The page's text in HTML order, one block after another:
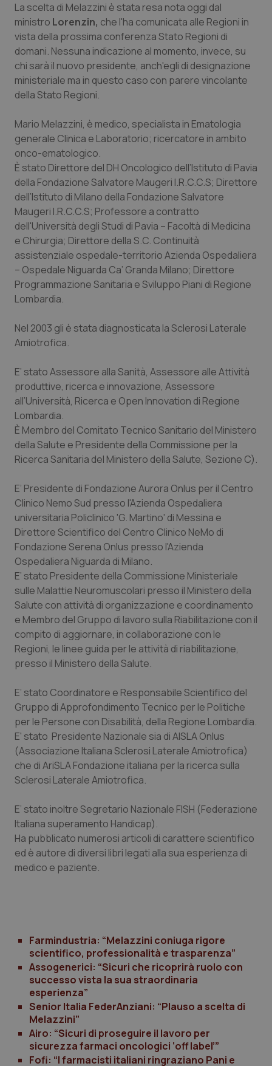
Campania
Emilia-Romagna
Friuli Venezia Giulia
Liguria
Lombardia
Marche
Molise
Piemonte
Provincia Autonoma di Bolzano
Provincia Autonoma di Trento
Puglia
Sardegna
Sicilia
Toscana
Umbria
Valle D’Aosta
Veneto
Car-T
Colesterolo & coronaropatie
Dermatite Atopica
Disturbi dell’umore
Dolore
Donna & Salute
Epatiti
HIV
Infezioni & Febbre
Ipertensione & Scompenso
Malattie rare
Malattia di Crohn & Rettocolite Ulcerosa
Neuroscienze & patologie neurodegenerative
Obesità
Oftalmologia
Oncodermatologia
Oncoematologia
Oncologia & Nutrizione
Psoriasi & pelle
Quotidiano Cardiologia
Quotidiano Oncologia
Quotidiano Pediatria
Rene & patologie urogenitali
Salute orale & impianti
Sangue & coagulazione
Tiroide
Tumore ovarico
Tumori del Polmone & Testa Collo
Tumori gastrointestinali
Ulcera & Reflusso
Vaccini
La scelta di Melazzini è stata resa nota oggi dal
ministro Lorenzin, che l'ha comunicata alle Regioni in
vista della prossima conferenza Stato Regioni di
domani. Nessuna indicazione al momento, invece, su
chi sarà il nuovo presidente, anch'egli di designazione
ministeriale ma in questo caso con parere vincolante
della Stato Regioni.
Mario Melazzini, è medico, specialista in Ematologia
generale Clinica e Laboratorio; ricercatore in ambito
onco-ematologico.
È stato Direttore del DH Oncologico dell’Istituto di Pavia
della Fondazione Salvatore Maugeri I.R.C.C.S; Direttore
dell’Istituto di Milano della Fondazione Salvatore
Maugeri I.R.C.C.S; Professore a contratto
dell'Università degli Studi di Pavia – Facoltà di Medicina
e Chirurgia; Direttore della S.C. Continuità
assistenziale ospedale-territorio Azienda Ospedaliera
– Ospedale Niguarda Ca’ Granda Milano; Direttore
Programmazione Sanitaria e Sviluppo Piani di Regione
Lombardia.
Nel 2003 gli è stata diagnosticata la Sclerosi Laterale
Amiotrofica.
E’ stato Assessore alla Sanità, Assessore alle Attività
produttive, ricerca e innovazione, Assessore
all’Università, Ricerca e Open Innovation di Regione
Lombardia.
È Membro del Comitato Tecnico Sanitario del Ministero
della Salute e Presidente della Commissione per la
Ricerca Sanitaria del Ministero della Salute, Sezione C).
E’ Presidente di Fondazione Aurora Onlus per il Centro
Clinico Nemo Sud presso l'Azienda Ospedaliera
universitaria Policlinico 'G. Martino' di Messina e
Direttore Scientifico del Centro Clinico NeMo di
Fondazione Serena Onlus presso l'Azienda
Ospedaliera Niguarda di Milano.
E’ stato Presidente della Commissione Ministeriale
sulle Malattie Neuromuscolari presso il Ministero della
Salute con attività di organizzazione e coordinamento
e Membro del Gruppo di lavoro sulla Riabilitazione con il
compito di aggiornare, in collaborazione con le
Regioni, le linee guida per le attività di riabilitazione,
presso il Ministero della Salute.
E’ stato Coordinatore e Responsabile Scientifico del
Gruppo di Approfondimento Tecnico per le Politiche
per le Persone con Disabilità, della Regione Lombardia.
E' stato Presidente Nazionale sia di AISLA Onlus
(Associazione Italiana Sclerosi Laterale Amiotrofica)
che di AriSLA Fondazione italiana per la ricerca sulla
Sclerosi Laterale Amiotrofica.
E’ stato inoltre Segretario Nazionale FISH (Federazione
Italiana superamento Handicap).
Ha pubblicato numerosi articoli di carattere scientifico
ed è autore di diversi libri legati alla sua esperienza di
medico e paziente.
Farmindustria: “Melazzini coniuga rigore
scientifico, professionalità e trasparenza”
Assogenerici: “Sicuri che ricoprirà ruolo con
successo vista la sua straordinaria
esperienza”
Senior Italia FederAnziani: “Plauso a scelta di
Melazzini”
Airo: “Sicuri di proseguire il lavoro per
sicurezza farmaci oncologici ‘off label’”
Fofi: “I farmacisti italiani ringraziano Pani e